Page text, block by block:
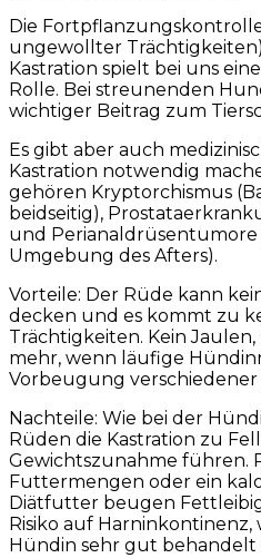
Die
ungewollter
Kastration spielt bei uns
Rolle. Bei streunenden
wichtiger Beitrag zum
Es gibt aber auch
Kastration notwendig
gehören Kryptorchismus
beidseitig),
und Perianaldrüsentumore
Umgebung des Afters).
Vorteile: Der Rüde kann
decken und es kommt zu
Trächtigkeiten. Kein
mehr, wenn läufige
Vorbeugung
Nachteile: Wie bei der
Rüden die Kastration zu
Gewichtszunahme führen.
Futtermengen oder ein
Diätfutter beugen
Risiko auf Harninkontinenz,
Hündin sehr gut behandelt